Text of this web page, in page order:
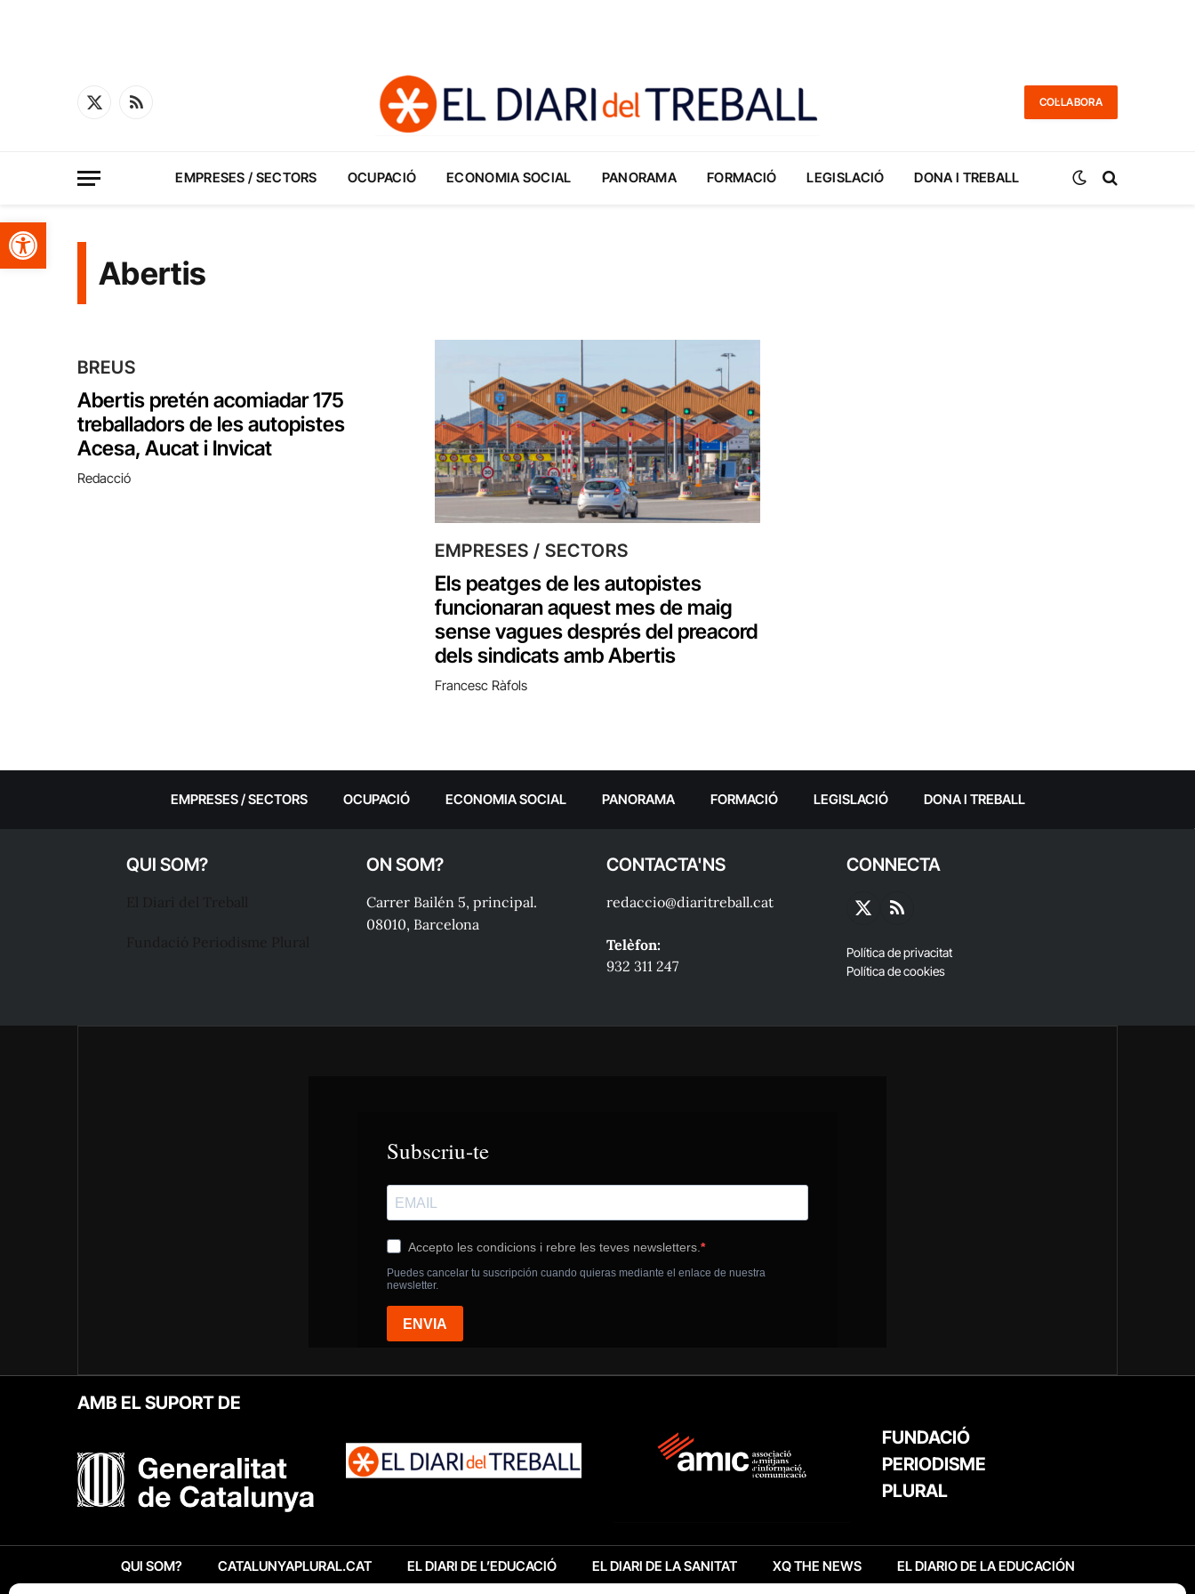
Obre la barra d'eines
X
RSS
COL·LABORA
EMPRESES / SECTORS OCUPACIÓ ECONOMIA SOCIAL PANORAMA FORMACIÓ LEGISLACIÓ DONA I TREBALL
Abertis
BREUS
Abertis pretén acomiadar 175
treballadors de les autopistes
Acesa, Aucat i Invicat
Redacció
EMPRESES / SECTORS
Els peatges de les autopistes
funcionaran aquest mes de maig
sense vagues després del preacord
dels sindicats amb Abertis
Francesc Ràfols
EMPRESES / SECTORS OCUPACIÓ ECONOMIA SOCIAL PANORAMA FORMACIÓ LEGISLACIÓ DONA I TREBALL
QUI SOM? ON SOM?
Carrer Bailén 5, principal.
08010, Barcelona
CONTACTA'NS
redaccio@diaritreball.cat
Telèfon:
932 311 247
CONNECTA
X
RSS
Política de privacitat
Política de cookies
AMB EL SUPORT DE
FUNDACIÓ
PERIODISME
PLURAL
QUI SOM? CATALUNYAPLURAL.CAT EL DIARI DE L’EDUCACIÓ EL DIARI DE LA SANITAT XQ THE NEWS EL DIARIO DE LA EDUCACIÓN